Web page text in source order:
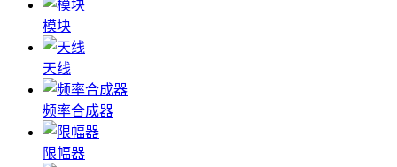
模块
天线
频率合成器
限幅器